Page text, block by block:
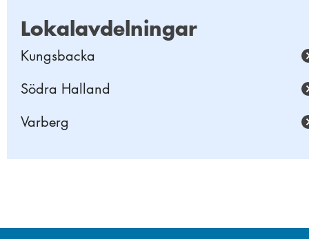
Lokalavdelningar
Kungsbacka
Södra Halland
Varberg